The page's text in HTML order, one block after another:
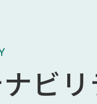
ビ